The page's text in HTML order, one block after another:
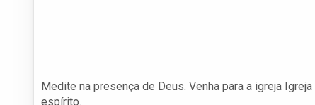
Medite na presença de Deus. Venha para a igreja
espírito.